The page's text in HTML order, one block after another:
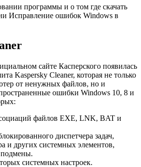
программы и о том где скачать
Исправление ошибок Windows в
сайте Касперского появилась
Kaspersky Cleaner, которая не только
от ненужных файлов, но и
ошибки Windows 10, 8 и
файлов EXE, LNK, BAT и
диспетчера задач,
и других системных элементов,
системных настроек.